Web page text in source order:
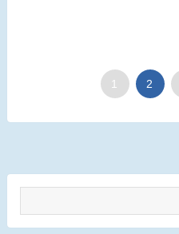
1 2